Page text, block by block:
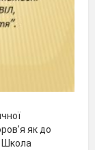
як до
Школа